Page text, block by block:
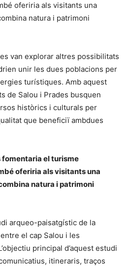
oferiria als visitants una
natura i patrimoni
van explorar altres possibilitats
unir les dues poblacions per
turístiques. Amb aquest
de Salou i Prades busquen
històrics i culturals per
que beneficiï ambdues
fomentaria el turisme
oferiria als visitants una
natura i patrimoni
arqueo-paisatgístic de la
el cap Salou i les
principal d’aquest estudi
itineraris, traços